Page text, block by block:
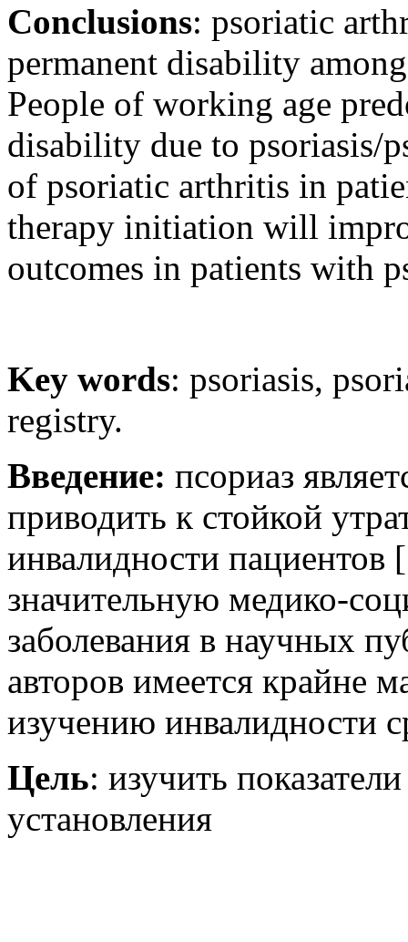
Conclusions: psoriatic
permanent disability
People of working age
disability due to psoriasis/
of psoriatic arthritis in
therapy initiation will
outcomes in patients with
Key words: psoriasis,
registry.
Введение: псориаз
приводить к стойкой
инвалидности
значительную медико-
заболевания в научных
авторов имеется крайне
изучению инвалидности
Цель: изучить
установления